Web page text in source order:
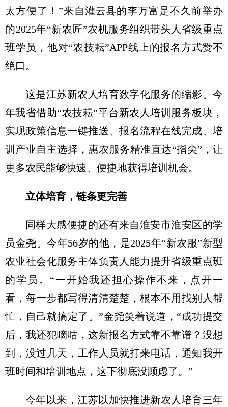
太方便了！”来自灌云县的李万富是不久前举办
的2025年“新农匠”农机服务组织带头人省级重点
班学员，他对“农技耘”APP线上的报名方式赞不
绝口。
这是江苏新农人培育数字化服务的缩影。今
年我省借助“农技耘”平台新农人培训服务板块，
实现政策信息一键推送、报名流程在线完成、培
训产业自主选择，惠农服务精准直达“指尖”，让
更多农民能够快速、便捷地获得培训机会。
立体培育，链条更完善
同样大感便捷的还有来自淮安市淮安区的学
员金尧。今年56岁的他，是2025年“新农服”新型
农业社会化服务主体负责人能力提升省级重点班
的学员。“一开始我还担心操作不来，点开一
看，每一步都写得清清楚楚，根本不用找别人帮
忙，自己就搞定了。”金尧笑着说道，“成功提交
后，我还犯嘀咕，这新报名方式靠不靠谱？没想
到，没过几天，工作人员就打来电话，通知我开
班时间和培训地点，这下彻底没顾虑了。”
今年以来，江苏以加快推进新农人培育三年